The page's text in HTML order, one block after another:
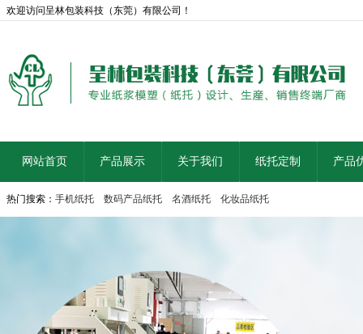
欢迎访问呈林包装科技（东莞）有限公司！
网站首页 产品展示 关于我们 纸托定制 产品
热门搜索： 手机纸托 数码产品纸托 名酒纸托 化妆品纸托